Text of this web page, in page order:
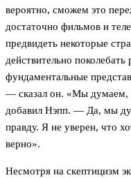
вероятно, сможем это
достаточно фильмов и
предвидеть некоторые
действительно
фундаментальные
— сказал он. «Мы
добавил Нэпп. — Да, мы
правду. Я не уверен, что
верно».
Несмотря на скептицизм